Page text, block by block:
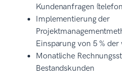
Kundenanfragen
Implementierung der
Einsparung von 5 %
Monatliche
Bestandskunden